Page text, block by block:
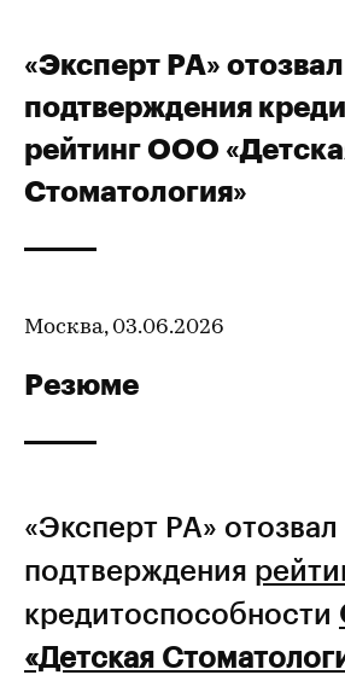
«Эксперт РА»
подтверждения
рейтинг ООО
Стоматология»
Москва, 03.06.2026
Резюме
«Эксперт РА» отозвал
подтверждения
кредитоспособности
«Детская